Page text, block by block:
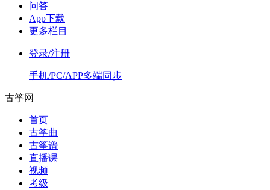
问答
App下载
更多栏目
登录/注册
手机/PC/APP多端同步
古筝网
首页
古筝曲
古筝谱
直播课
视频
考级